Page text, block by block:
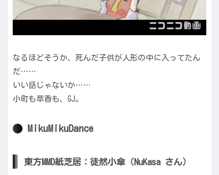
なるほどそうか、死んだ子供が人形の中に入ってたん
だ……
いい話じゃないか……
小町も萃香も、GJ。
MikuMikuDance
東方MMD紙芝居：徒然小傘（NuKasa さん）